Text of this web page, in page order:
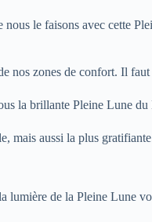
le faisons avec cette
nos zones de confort. Il
la brillante Pleine Lune
mais aussi la plus
lumière de la Pleine Lune